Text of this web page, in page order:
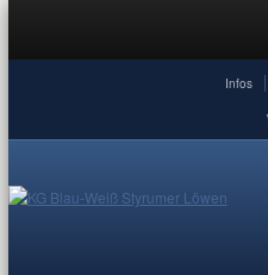
Infos